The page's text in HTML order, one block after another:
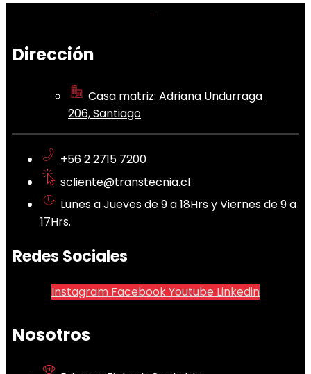
Dirección
Casa matriz: Adriana Undurraga
206, Santiago
+56 2 2715 7200
scliente@transtecnia.cl
Lunes a Jueves de 9 a 18Hrs y Viernes de 9 a
17Hrs.
Redes Sociales
Instagram FacebookYoutube Linkedin
Nosotros